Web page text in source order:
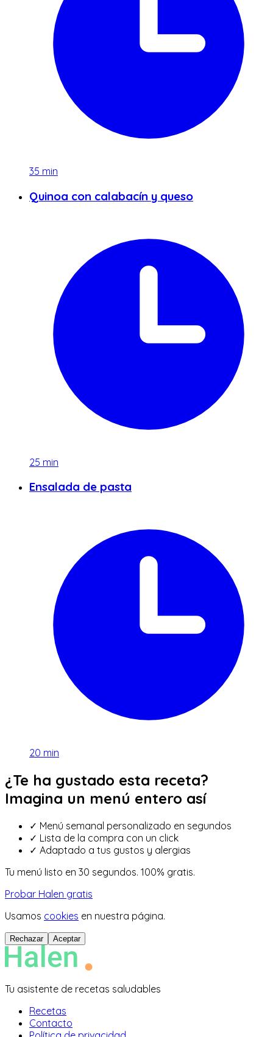
35 min
Quinoa con calabacín y queso
25 min
Ensalada de pasta
20 min
¿Te ha gustado esta receta?
Imagina un menú entero así
✓ Menú semanal personalizado en segundos
✓ Lista de la compra con un click
✓ Adaptado a tus gustos y alergias
Tu menú listo en 30 segundos. 100% gratis.
Probar Halen gratis
Usamos cookies en nuestra página.
Rechazar Aceptar
Tu asistente de recetas saludables
Recetas
Contacto